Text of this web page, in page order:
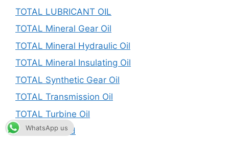
TOTAL LUBRICANT OIL
TOTAL Mineral Gear Oil
TOTAL Mineral Hydraulic Oil
TOTAL Mineral Insulating Oil
TOTAL Synthetic Gear Oil
TOTAL Transmission Oil
TOTAL Turbine Oil
Uncategorized
WhatsApp us